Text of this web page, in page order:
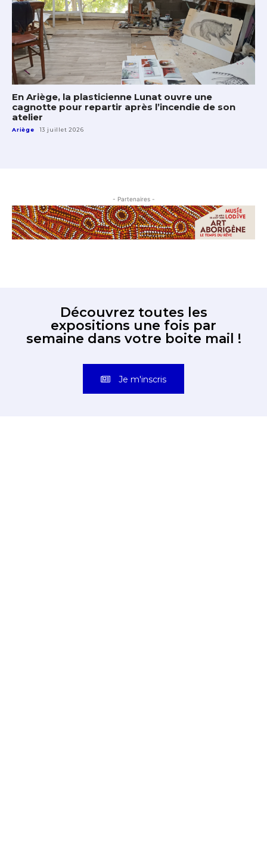
En Ariège, la plasticienne Lunat ouvre une
cagnotte pour repartir après l’incendie de son
atelier
Ariège 13 juillet 2026
- Partenaires -
Découvrez toutes les
expositions une fois par
semaine dans votre boite mail !
Je m'inscris